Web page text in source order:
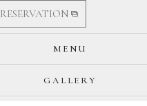
RESERVATION
MENU
GALLERY